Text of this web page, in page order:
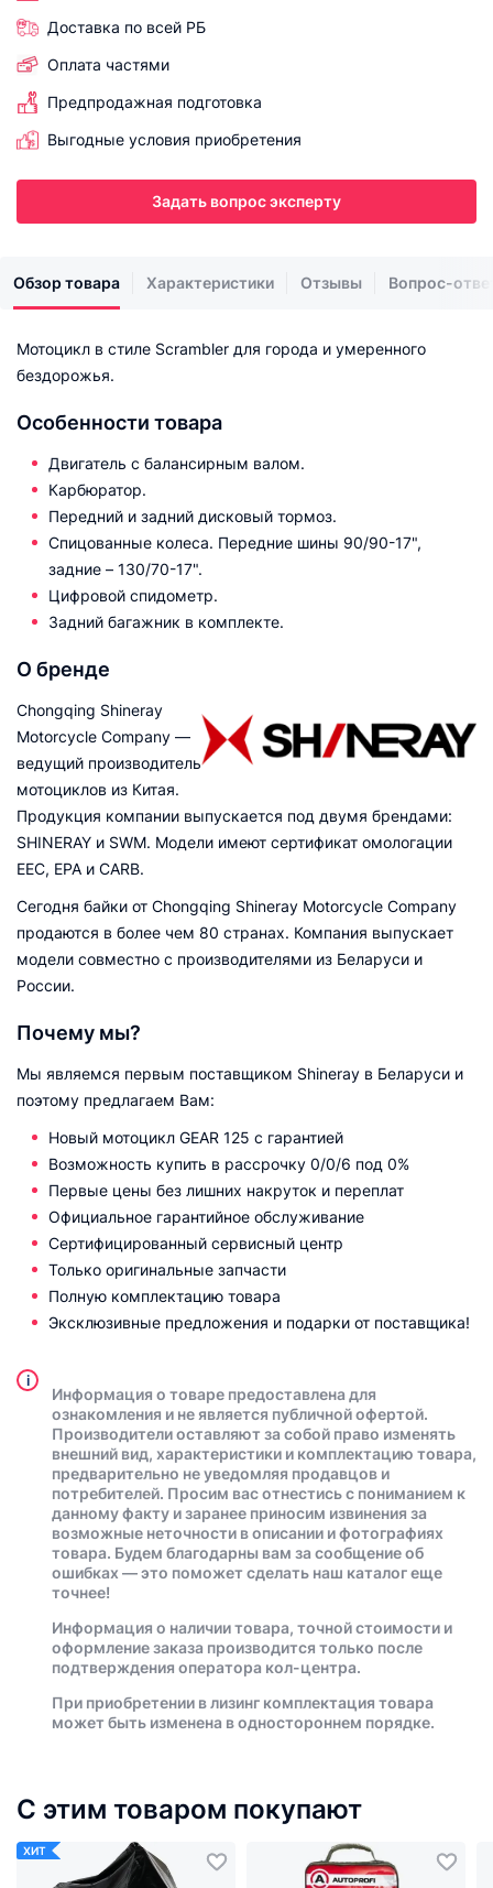
Доставка по всей РБ
Оплата частями
Предпродажная подготовка
Выгодные условия приобретения
Задать вопрос эксперту
Обзор товара Характеристики Отзывы Вопрос-
Мотоцикл в стиле Scrambler для города и умеренного
бездорожья.
Особенности товара
Двигатель с балансирным валом.
Карбюратор.
Передний и задний дисковый тормоз.
Спицованные колеса. Передние шины 90/90-17",
задние – 130/70-17".
Цифровой спидометр.
Задний багажник в комплекте.
О бренде
Chongqing Shineray
Motorcycle Company —
ведущий производитель
мотоциклов из Китая.
Продукция компании выпускается под двумя брендами:
SHINERAY и SWM. Модели имеют сертификат омологации
EEC, EPA и CARB.
Сегодня байки от Chongqing Shineray Motorcycle Company
продаются в более чем 80 странах. Компания выпускает
модели совместно с производителями из Беларуси и
России.
Почему мы?
Мы являемся первым поставщиком Shineray в Беларуси и
поэтому предлагаем Вам:
Новый мотоцикл GEAR 125 с гарантией
Возможность купить в рассрочку 0/0/6 под 0%
Первые цены без лишних накруток и переплат
Официальное гарантийное обслуживание
Сертифицированный сервисный центр
Только оригинальные запчасти
Полную комплектацию товара
Эксклюзивные предложения и подарки от поставщика!
i
Информация о товаре предоставлена для
ознакомления и не является публичной офертой.
Производители оставляют за собой право изменять
внешний вид, характеристики и комплектацию товара,
предварительно не уведомляя продавцов и
потребителей. Просим вас отнестись с пониманием к
данному факту и заранее приносим извинения за
возможные неточности в описании и фотографиях
товара. Будем благодарны вам за сообщение об
ошибках — это поможет сделать наш каталог еще
точнее!
Информация о наличии товара, точной стоимости и
оформление заказа производится только после
подтверждения оператора кол-центра.
При приобретении в лизинг комплектация товара
может быть изменена в одностороннем порядке.
С этим товаром покупают
ХИТ